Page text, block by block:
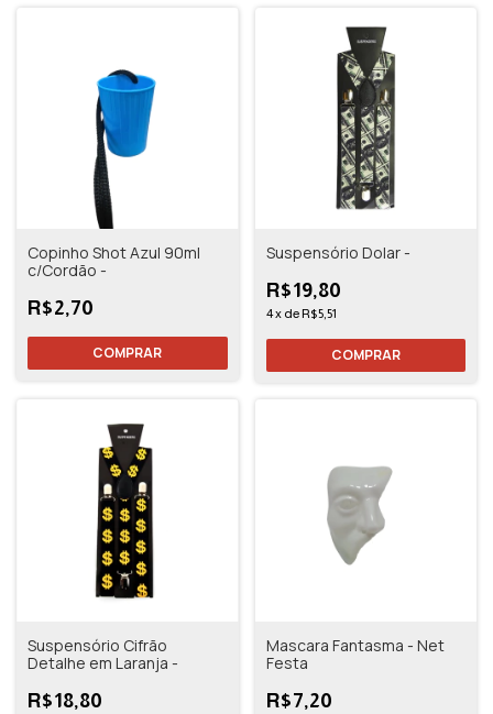
Copinho Shot Azul 90ml
c/Cordão -
R$2,70
Suspensório Dolar -
R$19,80
4x de R$5,51
Suspensório Cifrão
Detalhe em Laranja -
R$18,80
Mascara Fantasma - Net
Festa
R$7,20